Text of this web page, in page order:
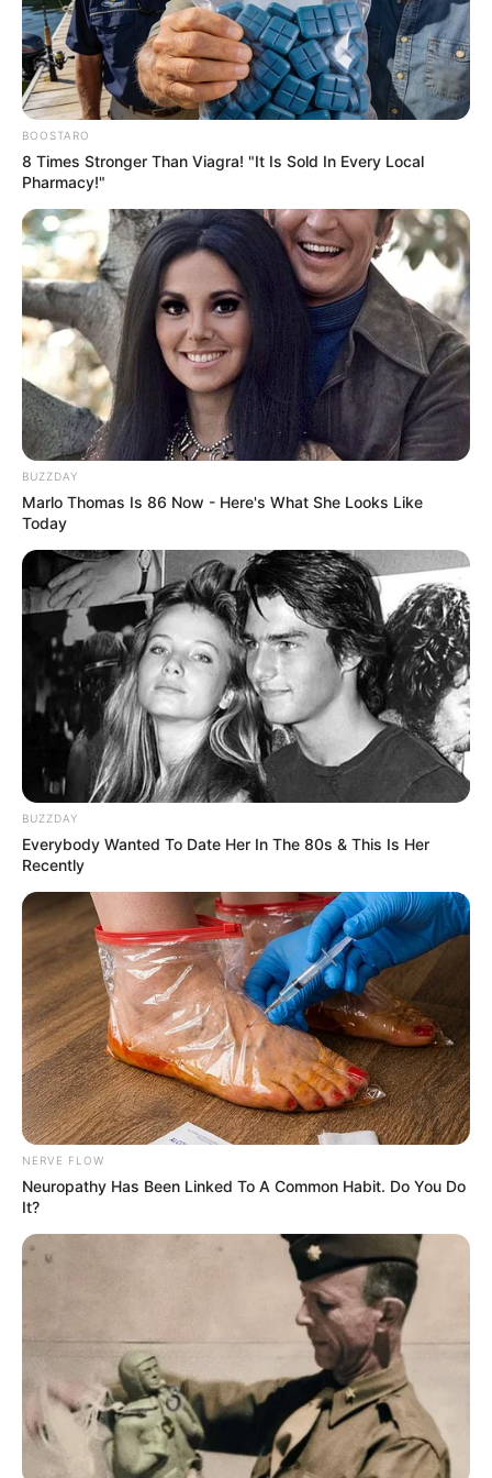
BOOSTARO
8 Times Stronger Than Viagra! "It Is Sold In Every Local
Pharmacy!"
BUZZDAY
Marlo Thomas Is 86 Now - Here's What She Looks Like
Today
BUZZDAY
Everybody Wanted To Date Her In The 80s & This Is Her
Recently
NERVE FLOW
Neuropathy Has Been Linked To A Common Habit. Do You Do
It?